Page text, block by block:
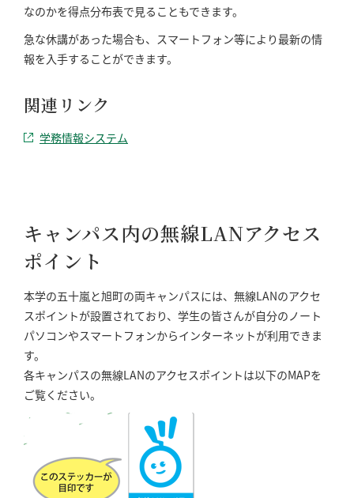
なのかを得点分布表で見ることもできます。
急な休講があった場合も、スマートフォン等により最新の情
報を入手することができます。
関連リンク
学務情報システム
キャンパス内の無線LANアクセス
ポイント
本学の五十嵐と旭町の両キャンパスには、無線LANのアクセ
スポイントが設置されており、学生の皆さんが自分のノート
パソコンやスマートフォンからインターネットが利用できま
す。
各キャンパスの無線LANのアクセスポイントは以下のMAPを
ご覧ください。